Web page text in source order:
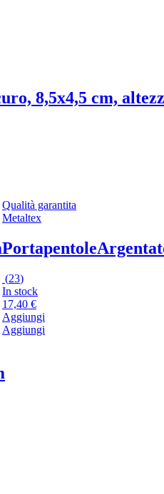
8,5x4,5 cm,
Qualità garantita
Metaltex
Portapentole
(23)
In stock
17,40 €
Aggiungi
Aggiungi